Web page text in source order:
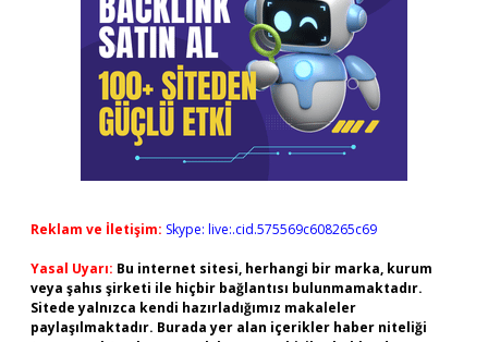
Reklam ve İletişim: Skype: live:.cid.575569c608265c69
Yasal Uyarı: Bu internet sitesi, herhangi bir marka, kurum
veya şahıs şirketi ile hiçbir bağlantısı bulunmamaktadır.
Sitede yalnızca kendi hazırladığımız makaleler
paylaşılmaktadır. Burada yer alan içerikler haber niteliği